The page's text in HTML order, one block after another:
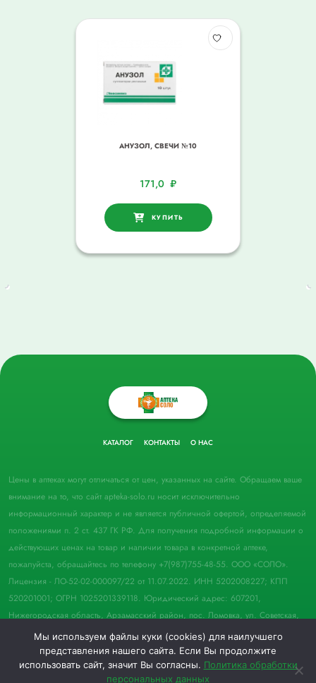
АНУЗОЛ, СВЕЧИ №10
171,0 ₽
КУПИТЬ
КАТАЛОГ КОНТАКТЫ О НАС
Цены в аптеках могут отличаться от цен, указанных на сайте. Обращаем ваше
внимание на то, что сайт apteka-solo.ru носит исключительно
информационный характер и не является публичной офертой, определяемой
положениями п. 2 ст. 437 ГК РФ. Для получения подробной информации о
действующих ценах на товар и наличии товара в конкретной аптеке,
пожалуйста, обращайтесь по телефону +7(987)755-48-55. ООО «СОЛО».
Лицензия - ЛО-52-02-000097/22 от 11.07.2022. ИНН 5202008227; КПП
520201001; ОГРН 1025201339118. Юридический адрес: 607201,
Нижегородская область, Арзамасский район, пос. Ломовка, ул. Советская,
д. 33, пом. 21.
© 2022 Аптека "Соло". Все права защищены.
Мы используем файлы куки (cookies) для наилучшего
представления нашего сайта. Если Вы продолжите
использовать сайт, значит Вы согласны. Политика обработки
персональных данных